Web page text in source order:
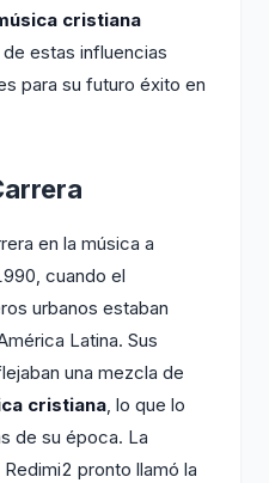
cristiana
estas influencias
para su futuro éxito en
en la música a
cuando el
urbanos estaban
Latina. Sus
una mezcla de
cristiana, lo que lo
de su época. La
pronto llamó la